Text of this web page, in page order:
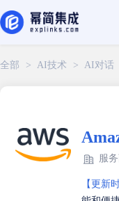
全部 > AI技术 > AI对话
服务
【更新